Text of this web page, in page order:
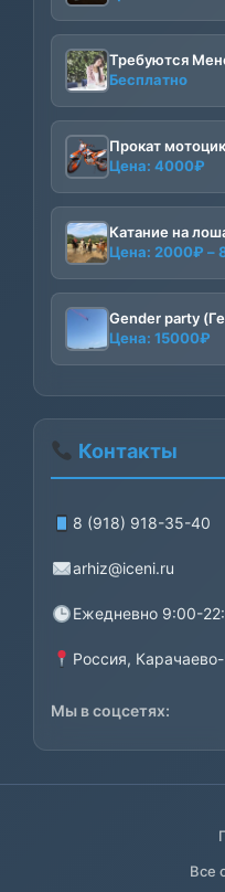
Требуются
Бесплатно
Прокат
Цена: 4000₽
Катание на
Цена: 2000₽ –
Gender party
Цена: 15000₽
Контакты
8 (918) 918-35-40
arhiz@iceni.ru
Ежедневно 9:00-
Россия,
Мы в соцсетях:
Все